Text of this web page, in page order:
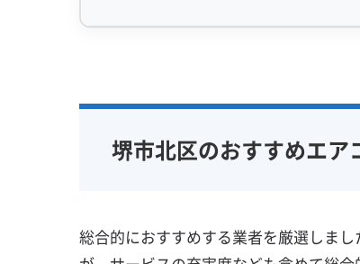
まず、湿度の高い空気をエアコンが吸
ただのホコリと違い、油分は水分と混
この状態で中途半端な防カビコーティ
完全分解洗浄
部分クリーニング
家庭用エアコン
業務用エアコン
保
ア
堺市北区のおすすめエ
総合的におすすめする業者を厳選しまし